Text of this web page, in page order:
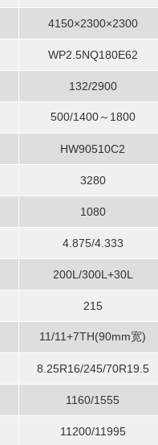
4150×2300×2300
WP2.5NQ180E62
132/2900
500/1400～1800
HW90510C2
3280
1080
4.875/4.333
200L/300L+30L
215
11/11+7TH(90mm宽)
8.25R16/245/70R19.5
1160/1555
11200/11995